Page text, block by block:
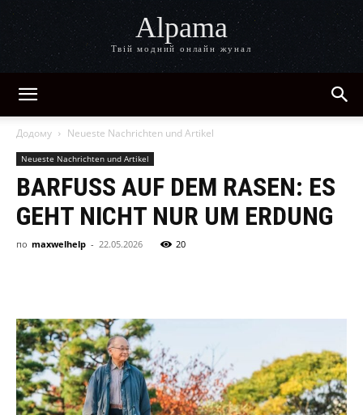
Alpama
Твій модний онлайн жунал
Додому Neueste Nachrichten und Artikel
Neueste Nachrichten und Artikel
BARFUSS AUF DEM RASEN: ES G
EHT NICHT NUR UM ERDUNG
по maxwelhelp - 22.05.2026 20